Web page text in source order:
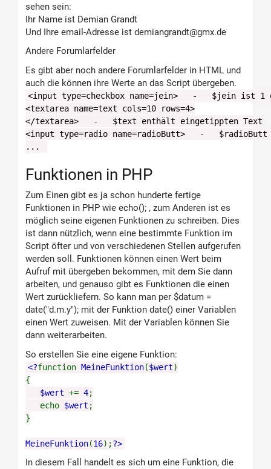
sehen sein:
Ihr Name ist Demian Grandt
Und Ihre email-Adresse ist demiangrandt@gmx.de
Andere Forumlarfelder
Es gibt aber noch andere Forumlarfelder in HTML und
auch die können ihre Werte an das Script übergeben.
<input type=checkbox name=jein> - $jein ist 1
<textarea name=text cols=10 rows=4>
</textarea> - $text enthält eingetippten Text
<input type=radio name=radioButt> -
...
Funktionen in PHP
Zum Einen gibt es ja schon hunderte fertige
Funktionen in PHP wie echo(); , zum Anderen ist es
möglich seine eigenen Funktionen zu schreiben. Dies
ist dann nützlich, wenn eine bestimmte Funktion im
Script öfter und von verschiedenen Stellen aufgerufen
werden soll. Funktionen können einen Wert beim
Aufruf mit übergeben bekommen, mit dem Sie dann
arbeiten, und genauso gibt es Funktionen die einen
Wert zurückliefern. So kann man per $datum =
date("d.m.y"); mit der Funktion date() einer Variablen
einen Wert zuweisen. Mit der Variablen können Sie
dann weiterarbeiten.
So erstellen Sie eine eigene Funktion:
<?function MeineFunktion($wert)
{
$wert += 4;
echo $wert ;
}
MeineFunktion(16);?>
In diesem Fall handelt es sich um eine Funktion, die